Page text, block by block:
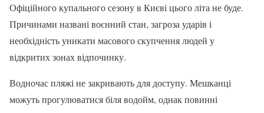
Офіційного купального сезону в Києві цього літа не буде.
Причинами названі воєнний стан, загроза ударів і
необхідність уникати масового скупчення людей у
відкритих зонах відпочинку.
Водночас пляжі не закривають для доступу. Мешканці
можуть прогулюватися біля водойм, однак повинні